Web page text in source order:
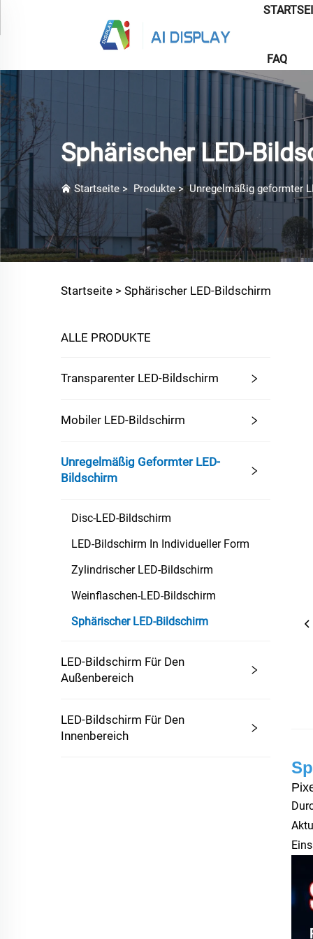
FAQ
Sphärischer LED-
Startseite > Produkte>Unregelmäßig geformter
Startseite > Sphärischer LED-Bildschirm
ALLE PRODUKTE
Transparenter LED-Bildschirm
Mobiler LED-Bildschirm
Unregelmäßig Geformter LED-
Bildschirm
Disc-LED-Bildschirm
LED-Bildschirm In Individueller Form
Zylindrischer LED-Bildschirm
Weinflaschen-LED-Bildschirm
Sphärischer LED-Bildschirm
LED-Bildschirm Für Den
Außenbereich
LED-Bildschirm Für Den
Innenbereich